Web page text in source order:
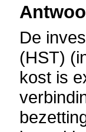
De
(HST)
kost is